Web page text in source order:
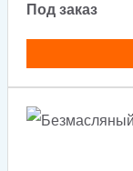
Под заказ